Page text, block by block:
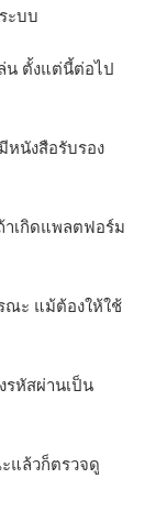
ะบบ
น ตั้งแต่นี้ต่อไป
หนังสือรับรอง
าเกิดแพลตฟอร์ม
ณะ แม้ต้องให้ใช้
หัสผ่านเป็น
แล้วก็ตรวจดู